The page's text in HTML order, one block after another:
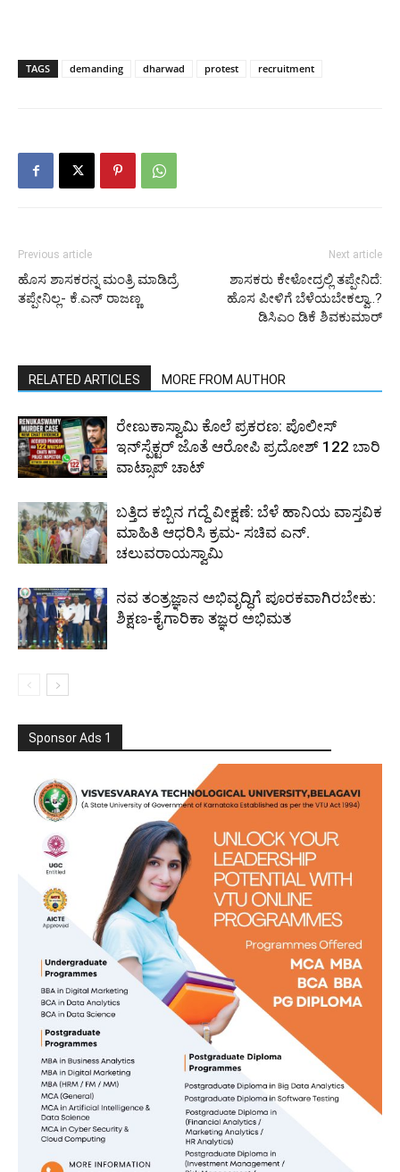
TAGS demanding dharwad protest recruitment
Previous article
ಹೊಸ ಶಾಸಕರನ್ನ ಮಂತ್ರಿ ಮಾಡಿದ್ರೆ
ತಪ್ಪೇನಿಲ್ಲ- ಕೆ.ಎನ್ ರಾಜಣ್ಣ
Next article
ಶಾಸಕರು ಕೇಳೋದ್ರಲ್ಲಿ ತಪ್ಪೇನಿದೆ:
ಹೊಸ ಪೀಳಿಗೆ ಬೆಳೆಯಬೇಕಲ್ವಾ..?
ಡಿಸಿಎಂ ಡಿಕೆ ಶಿವಕುಮಾರ್
RELATED ARTICLES MORE FROM AUTHOR
ರೇಣುಕಾಸ್ವಾಮಿ ಕೊಲೆ ಪ್ರಕರಣ: ಪೊಲೀಸ್
ಇನ್‌ಸ್ಪೆಕ್ಟರ್‌ ಜೊತೆ ಆರೋಪಿ ಪ್ರದೋಶ್‌ 122 ಬಾರಿ
ವಾಟ್ಸಾಪ್ ಚಾಟ್
ಬತ್ತಿದ ಕಬ್ಬಿನ ಗದ್ದೆ ವೀಕ್ಷಣೆ: ಬೆಳೆ ಹಾನಿಯ ವಾಸ್ತವಿಕ
ಮಾಹಿತಿ ಆಧರಿಸಿ ಕ್ರಮ- ಸಚಿವ ಎನ್.
ಚಲುವರಾಯಸ್ವಾಮಿ
ನವ ತಂತ್ರಜ್ಞಾನ ಅಭಿವೃದ್ಧಿಗೆ ಪೂರಕವಾಗಿರಬೇಕು:
ಶಿಕ್ಷಣ-ಕೈಗಾರಿಕಾ ತಜ್ಞರ ಅಭಿಮತ
Sponsor Ads 1